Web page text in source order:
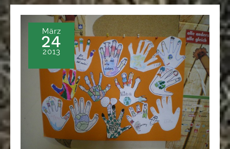
März
24
2013